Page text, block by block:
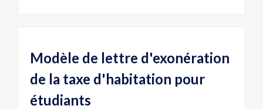
Modèle de lettre d'exonération
de la taxe d'habitation pour
étudiants